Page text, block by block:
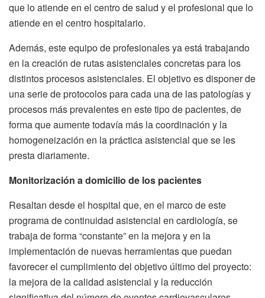
que lo atiende en el centro de salud y el profesional que lo
atiende en el centro hospitalario.
Además, este equipo de profesionales ya está trabajando
en la creación de rutas asistenciales concretas para los
distintos procesos asistenciales. El objetivo es disponer de
una serie de protocolos para cada una de las patologías y
procesos más prevalentes en este tipo de pacientes, de
forma que aumente todavía más la coordinación y la
homogeneización en la práctica asistencial que se les
presta diariamente.
Monitorización a domicilio de los pacientes
Resaltan desde el hospital que, en el marco de este
programa de continuidad asistencial en cardiología, se
trabaja de forma “constante” en la mejora y en la
implementación de nuevas herramientas que puedan
favorecer el cumplimiento del objetivo último del proyecto:
la mejora de la calidad asistencial y la reducción